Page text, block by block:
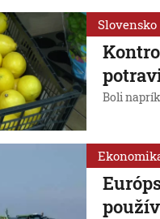
Slovensko
Boli